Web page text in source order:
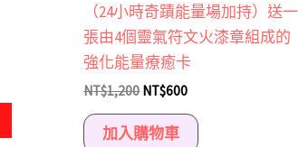
（24小時奇蹟能量場加持）送一
張由4個靈氣符文火漆章組成的
強化能量療癒卡
NT$1,200 NT$600
加入購物車